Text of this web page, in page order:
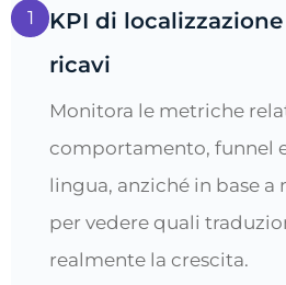
1
KPI di
ricavi
Monitora le metriche
comportamento, funnel
lingua, anziché in base
per vedere quali
realmente la crescita.